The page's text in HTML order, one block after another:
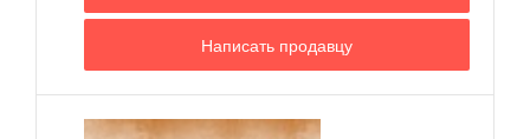
Написать продавцу